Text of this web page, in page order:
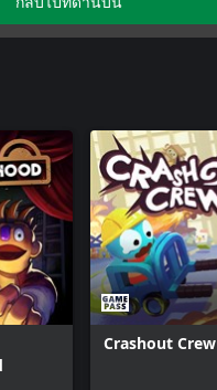
Crashout Crew